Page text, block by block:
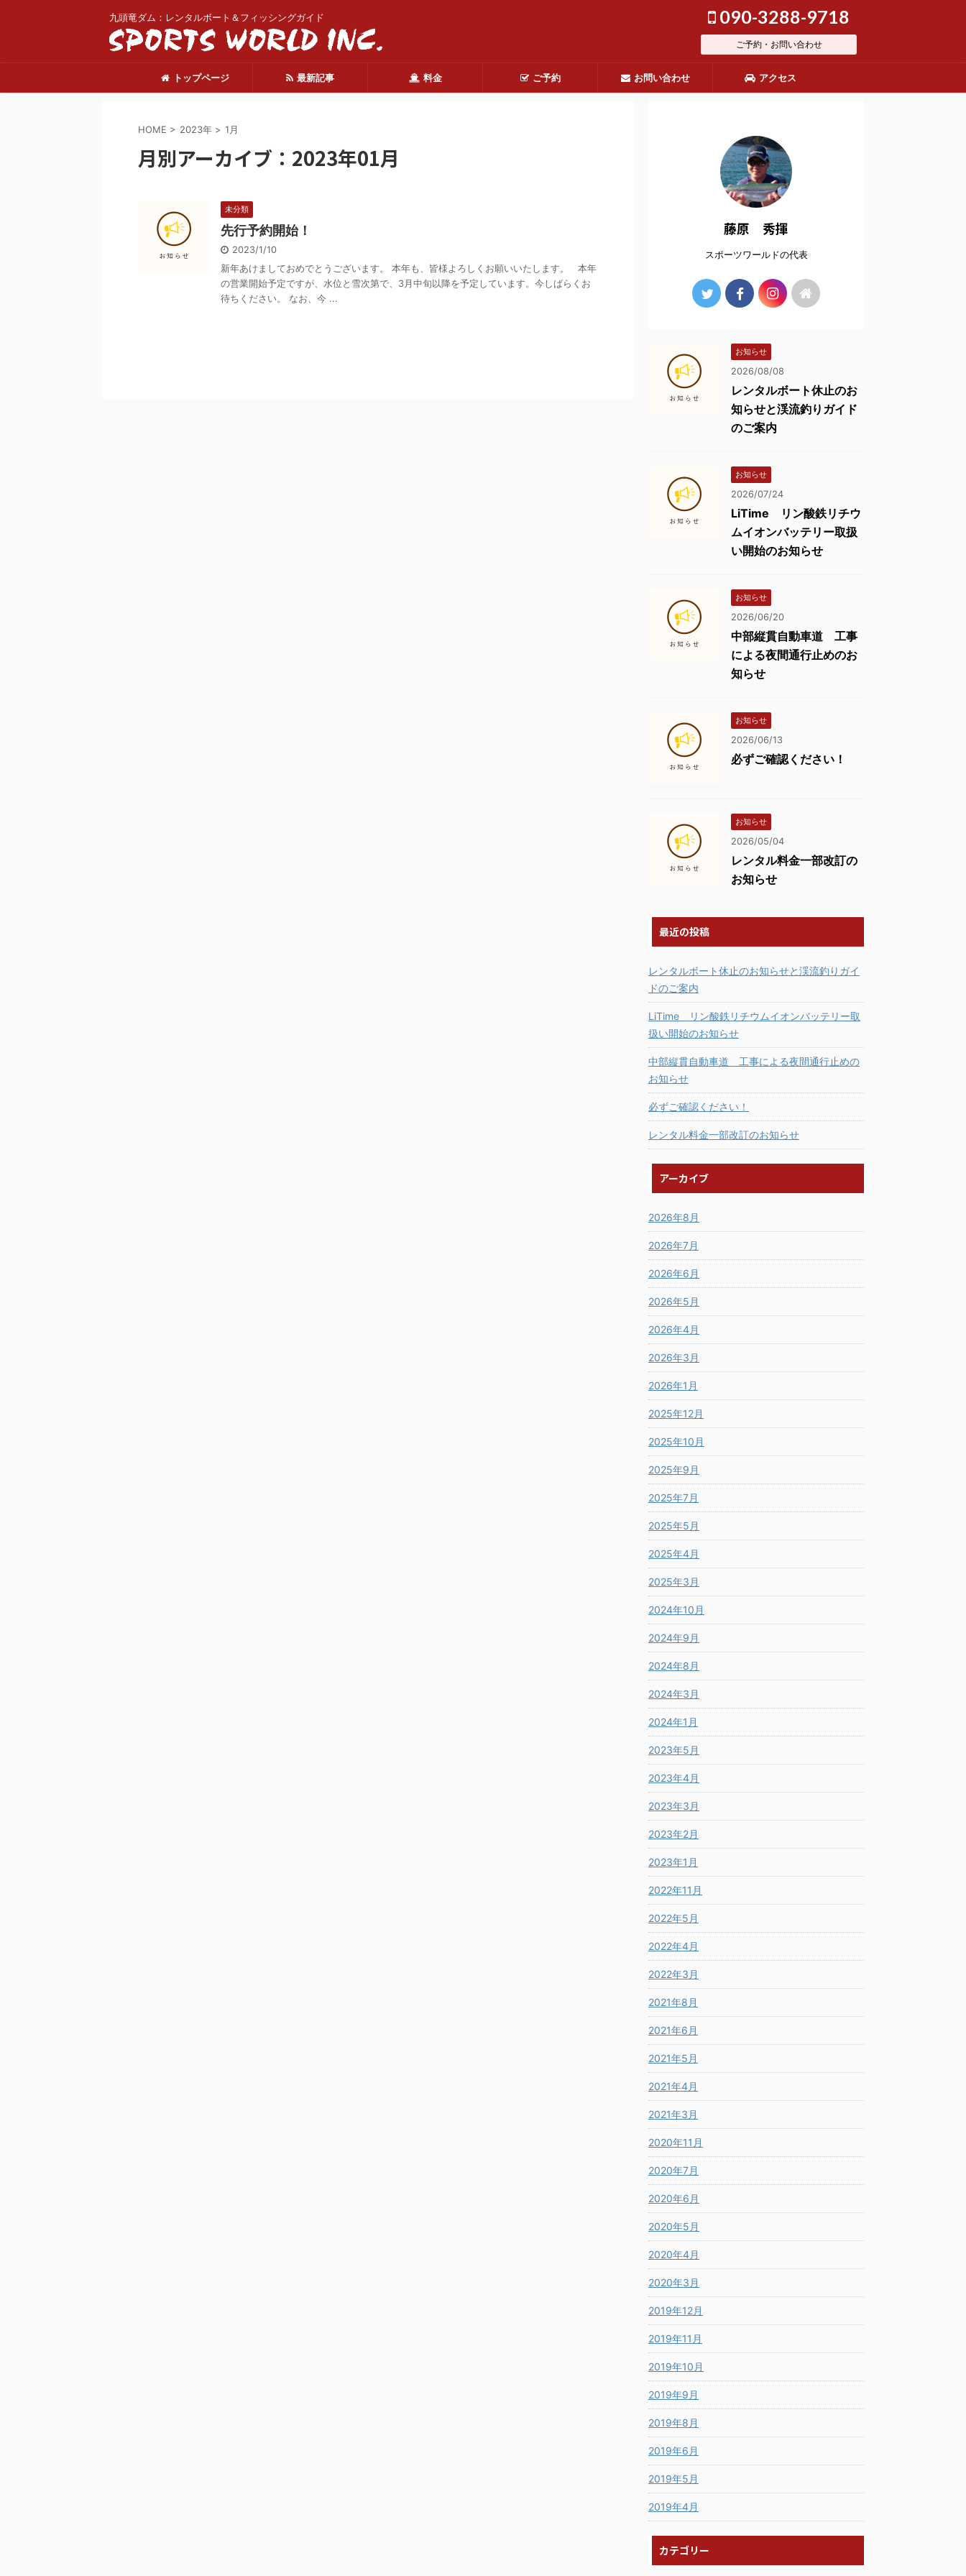
九頭竜ダム：レンタルボート＆フィッシングガイド 090-3288-9718
ご予約・お問い合わせ
トップページ 最新記事 料金 ご予約 お問い合わせ アクセス
HOME > 2023年 > 1月
月別アーカイブ：2023年01月
未分類
先行予約開始！
2023/1/10
新年あけましておめでとうございます。 本年も、皆様よろしくお願いいたします。 本年
の営業開始予定ですが、水位と雪次第で、3月中旬以降を予定しています。今しばらくお
待ちください。 なお、今 ...
藤原 秀揮
スポーツワールドの代表
お知らせ
2026/08/08
レンタルボート休止のお
知らせと渓流釣りガイド
のご案内
お知らせ
2026/07/24
LiTime リン酸鉄リチウ
ムイオンバッテリー取扱
い開始のお知らせ
お知らせ
2026/06/20
中部縦貫自動車道 工事
による夜間通行止めのお
知らせ
お知らせ
2026/06/13
必ずご確認ください！
お知らせ
2026/05/04
レンタル料金一部改訂の
お知らせ
最近の投稿
レンタルボート休止のお知らせと渓流釣りガイ
ドのご案内
LiTime リン酸鉄リチウムイオンバッテリー取
扱い開始のお知らせ
中部縦貫自動車道 工事による夜間通行止めの
お知らせ
必ずご確認ください！
レンタル料金一部改訂のお知らせ
アーカイブ
2026年8月
2026年7月
2026年6月
2026年5月
2026年4月
2026年3月
2026年1月
2025年12月
2025年10月
2025年9月
2025年7月
2025年5月
2025年4月
2025年3月
2024年10月
2024年9月
2024年8月
2024年3月
2024年1月
2023年5月
2023年4月
2023年3月
2023年2月
2023年1月
2022年11月
2022年5月
2022年4月
2022年3月
2021年8月
2021年6月
2021年5月
2021年4月
2021年3月
2020年11月
2020年7月
2020年6月
2020年5月
2020年4月
2020年3月
2019年12月
2019年11月
2019年10月
2019年9月
2019年8月
2019年6月
2019年5月
2019年4月
カテゴリー